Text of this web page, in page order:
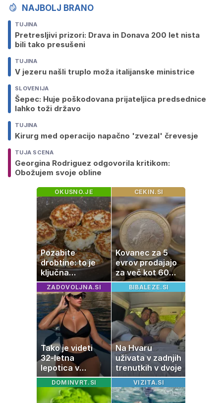
NAJBOLJ BRANO
TUJINA
Pretresljivi prizori: Drava in Donava 200 let nista
bili tako presušeni
TUJINA
V jezeru našli truplo moža italijanske ministrice
SLOVENIJA
Šepec: Huje poškodovana prijateljica predsednice
lahko toži državo
TUJINA
Kirurg med operacijo napačno 'zvezal' črevesje
TUJA SCENA
Georgina Rodriguez odgovorila kritikom:
Obožujem svoje obline
OKUSNO.JE
Pozabite
drobtine: to je
ključna
sestavina za bolj
mehke in sočne
mesne polpete
CEKIN.SI
Kovanec za 5
evrov prodajajo
za več kot 60
evrov: navijači in
zbiratelji ga že
iščejo
ZADOVOLJNA.SI
Tako je videti
32-letna
lepotica v
zadnjih
trenutkih pred
velikim dnem
BIBALEZE.SI
Na Hvaru
uživata v zadnjih
trenutkih v dvoje
DOMINVRT.SI VIZITA.SI